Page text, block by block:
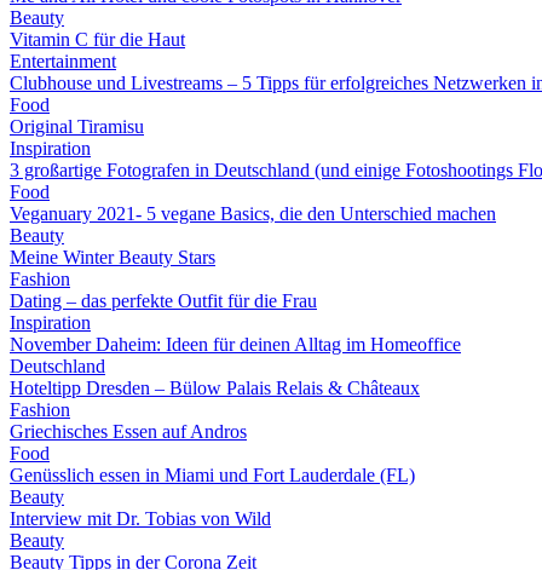
Beauty
Vitamin C für die Haut
Entertainment
Clubhouse und Livestreams – 5 Tipps für erfolgreiches Netzwerken
Food
Original Tiramisu
Inspiration
3 großartige Fotografen in Deutschland (und einige Fotoshootings
Food
Veganuary 2021- 5 vegane Basics, die den Unterschied machen
Beauty
Meine Winter Beauty Stars
Fashion
Dating – das perfekte Outfit für die Frau
Inspiration
November Daheim: Ideen für deinen Alltag im Homeoffice
Deutschland
Hoteltipp Dresden – Bülow Palais Relais & Châteaux
Fashion
Griechisches Essen auf Andros
Food
Genüsslich essen in Miami und Fort Lauderdale (FL)
Beauty
Interview mit Dr. Tobias von Wild
Beauty
Beauty Tipps in der Corona Zeit